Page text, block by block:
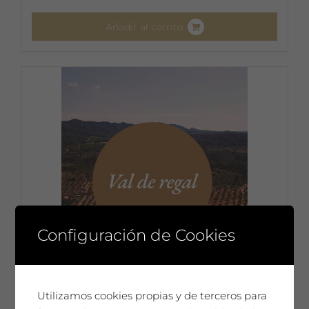
Añadir al carrito
Configuración de Cookies
Utilizamos cookies propias y de terceros para